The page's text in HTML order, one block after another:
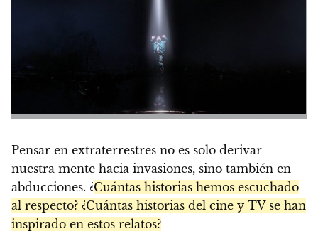
Pensar en extraterrestres no es solo derivar
nuestra mente hacia invasiones, sino también en
abducciones. ¿Cuántas historias hemos escuchado
al respecto? ¿Cuántas historias del cine y TV se han
inspirado en estos relatos?